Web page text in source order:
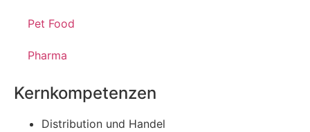
Pet Food
Pharma
Kernkompetenzen
Distribution und Handel